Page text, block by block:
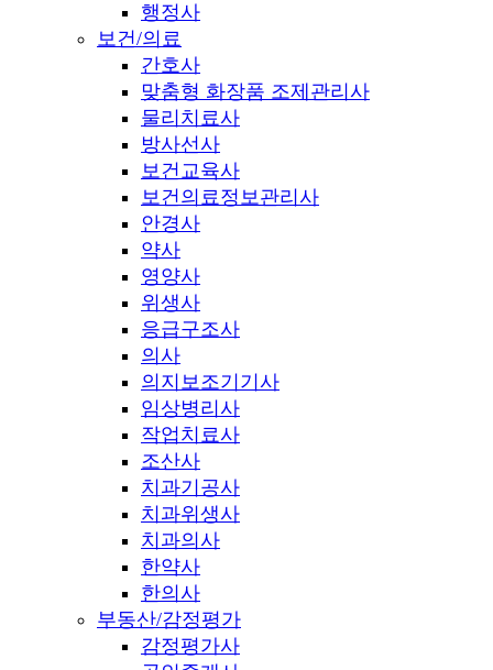
행정사
보건/의료
간호사
맞춤형 화장품 조제관리사
물리치료사
방사선사
보건교육사
보건의료정보관리사
안경사
약사
영양사
위생사
응급구조사
의사
의지보조기기사
임상병리사
작업치료사
조산사
치과기공사
치과위생사
치과의사
한약사
한의사
부동산/감정평가
감정평가사